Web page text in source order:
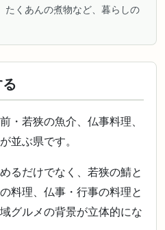
たくあんの煮物など、暮らしの
・若狭の魚介、仏事料理、
並ぶ県です。
るだけでなく、若狭の鯖と
料理、仏事・行事の料理と
グルメの背景が立体的にな